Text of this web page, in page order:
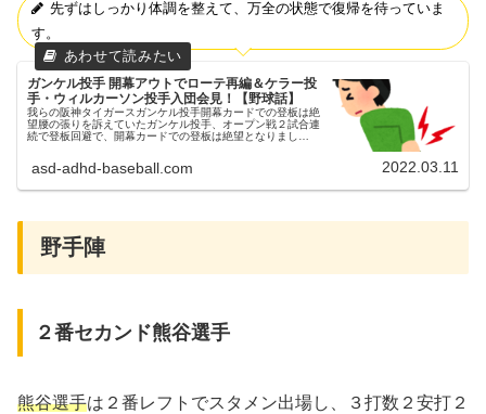
先ずはしっかり体調を整えて、万全の状態で復帰を待っていま
す。
ガンケル投手 開幕アウトでローテ再編＆ケラー投
手・ウィルカーソン投手入団会見！【野球話】
我らの阪神タイガースガンケル投手開幕カードでの登板は絶
望腰の張りを訴えていたガンケル投手、オープン戦２試合連
続で登板回避で、開幕カードでの登板は絶望となりまし
asd-adhd-baseball.com 2022.03.11
野手陣
２番セカンド熊谷選手
熊谷選手は２番レフトでスタメン出場し、３打数２安打２